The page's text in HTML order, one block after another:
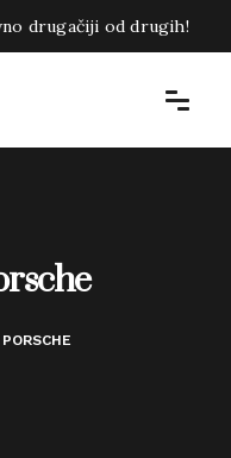
drugačiji od drugih!
PORSCHE